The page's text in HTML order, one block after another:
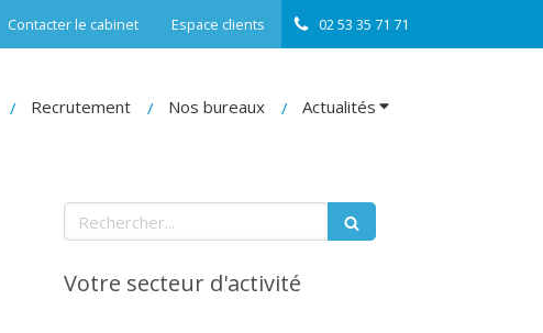
02 53 35 71 71
Espace clients
Contacter le cabinet
Recrutement Nos bureaux Actualités
Rechercher
Votre secteur d'activité